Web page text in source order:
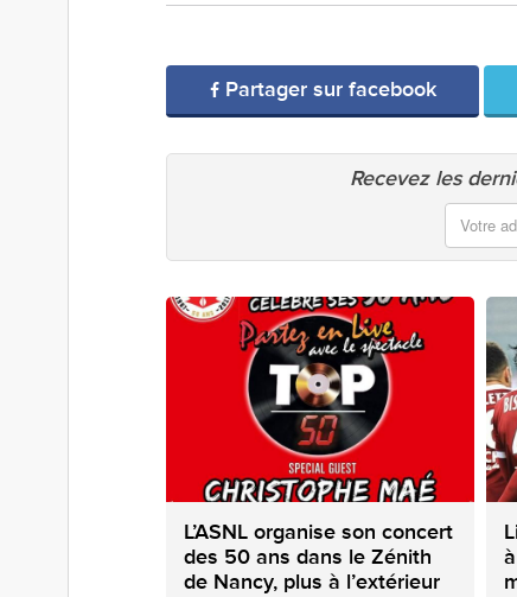
Partager sur facebook
Recevez les
L’ASNL organise son concert
des 50 ans dans le Zénith
de Nancy, plus à l’extérieur